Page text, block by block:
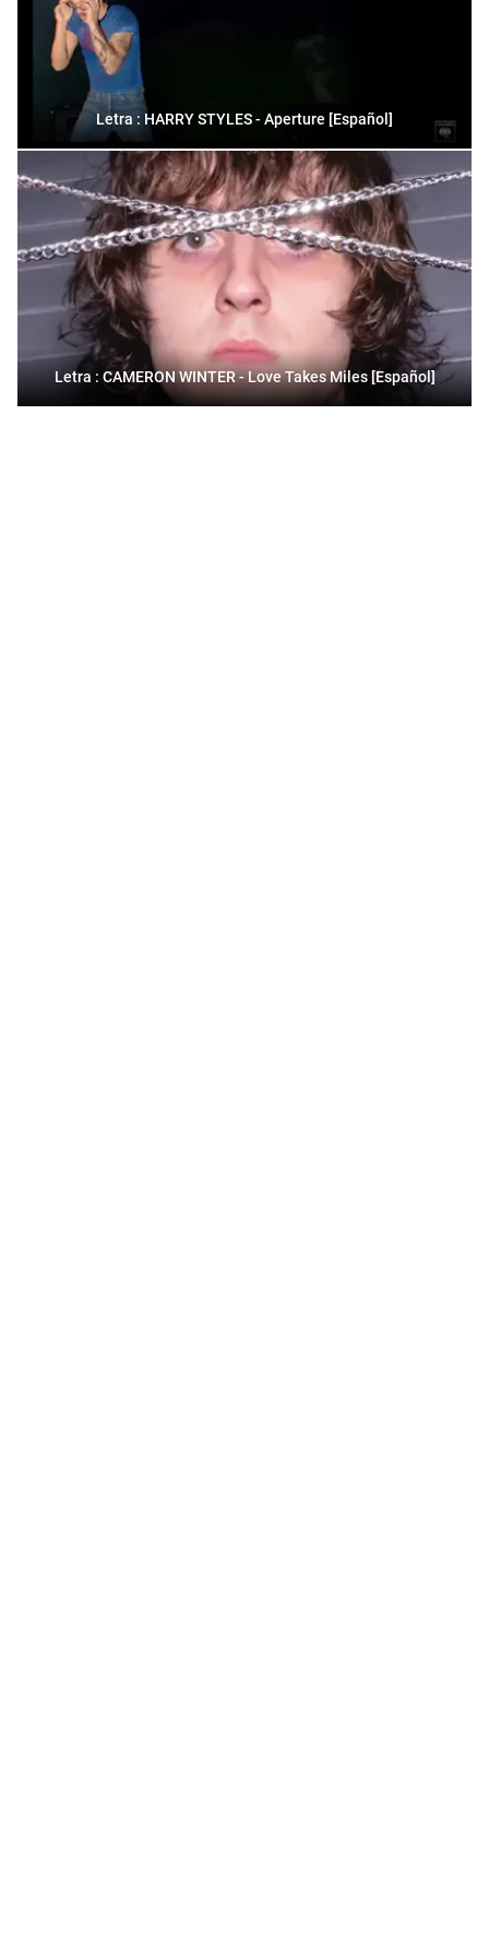
Letra : HARRY STYLES - Aperture [Español]
Letra : CAMERON WINTER - Love Takes Miles [Español]